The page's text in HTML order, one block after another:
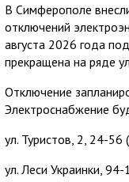
В Симферополе
отключений
августа 2026 года
прекращена на ряде
Отключение
Электроснабжение
ул. Туристов, 2, 24-56
ул. Леси Украинки,